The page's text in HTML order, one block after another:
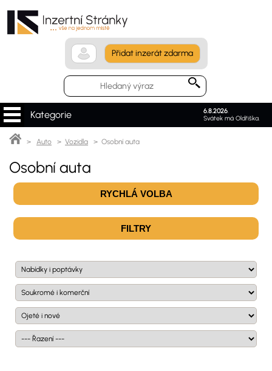
Přidat inzerát zdarma
6.8.2026.
Svátek má Oldřiška.
Kategorie
> Auto > Vozidla > Osobní auta
Osobní auta
RYCHLÁ VOLBA
FILTRY